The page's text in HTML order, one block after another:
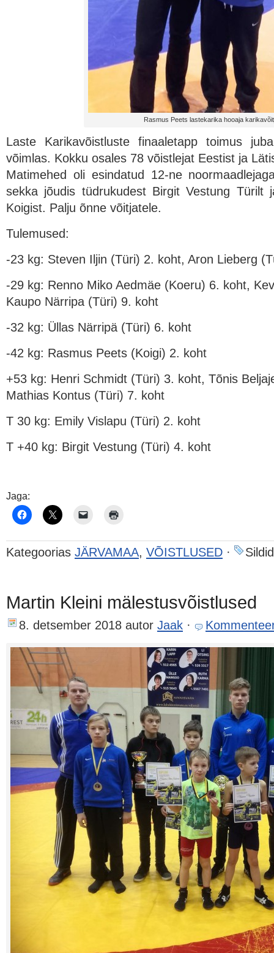
Rasmus Peets lastekarika hooaja
Laste Karikavõistluste finaaletapp toimus
võimlas. Kokku osales 78 võistlejat Eestist ja
Matimehed oli esindatud 12-ne
sekka jõudis tüdrukudest Birgit Vestung Türilt
Koigist. Palju õnne võitjatele.
Tulemused:
-23 kg: Steven Iljin (Türi) 2. koht, Aron Lieberg
-29 kg: Renno Miko Aedmäe (Koeru) 6. koht,
Kaupo Närripa (Türi) 9. koht
-32 kg: Üllas Närripä (Türi) 6. koht
-42 kg: Rasmus Peets (Koigi) 2. koht
+53 kg: Henri Schmidt (Türi) 3. koht, Tõnis
Mathias Kontus (Türi) 7. koht
T 30 kg: Emily Vislapu (Türi) 2. koht
T +40 kg: Birgit Vestung (Türi) 4. koht
Jaga:
Kategoorias JÄRVAMAA, VÕISTLUSED · Sildid
Martin Kleini mälestusvõistlused
8. detsember 2018 autor Jaak ·